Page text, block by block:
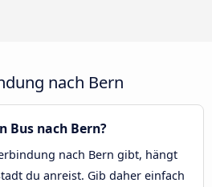
nach Bern
Bus nach Bern?
nach Bern gibt, hängt
du anreist. Gib daher einfach